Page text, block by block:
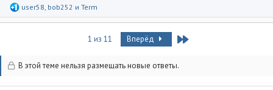
Р
а
:
user58 bob252 и Term
1 из 11 Вперёд Last
В этой теме нельзя размещать новые ответы.